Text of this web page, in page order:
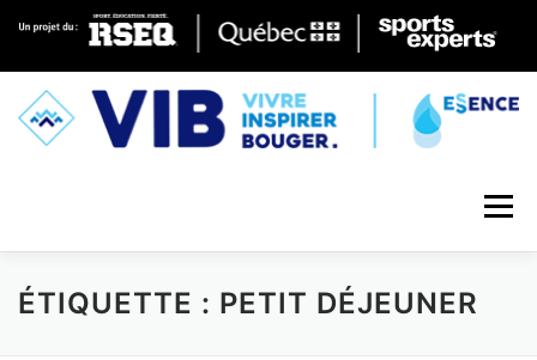
Skip to content
Menu
ÉTIQUETTE : PETIT DÉJEUNER